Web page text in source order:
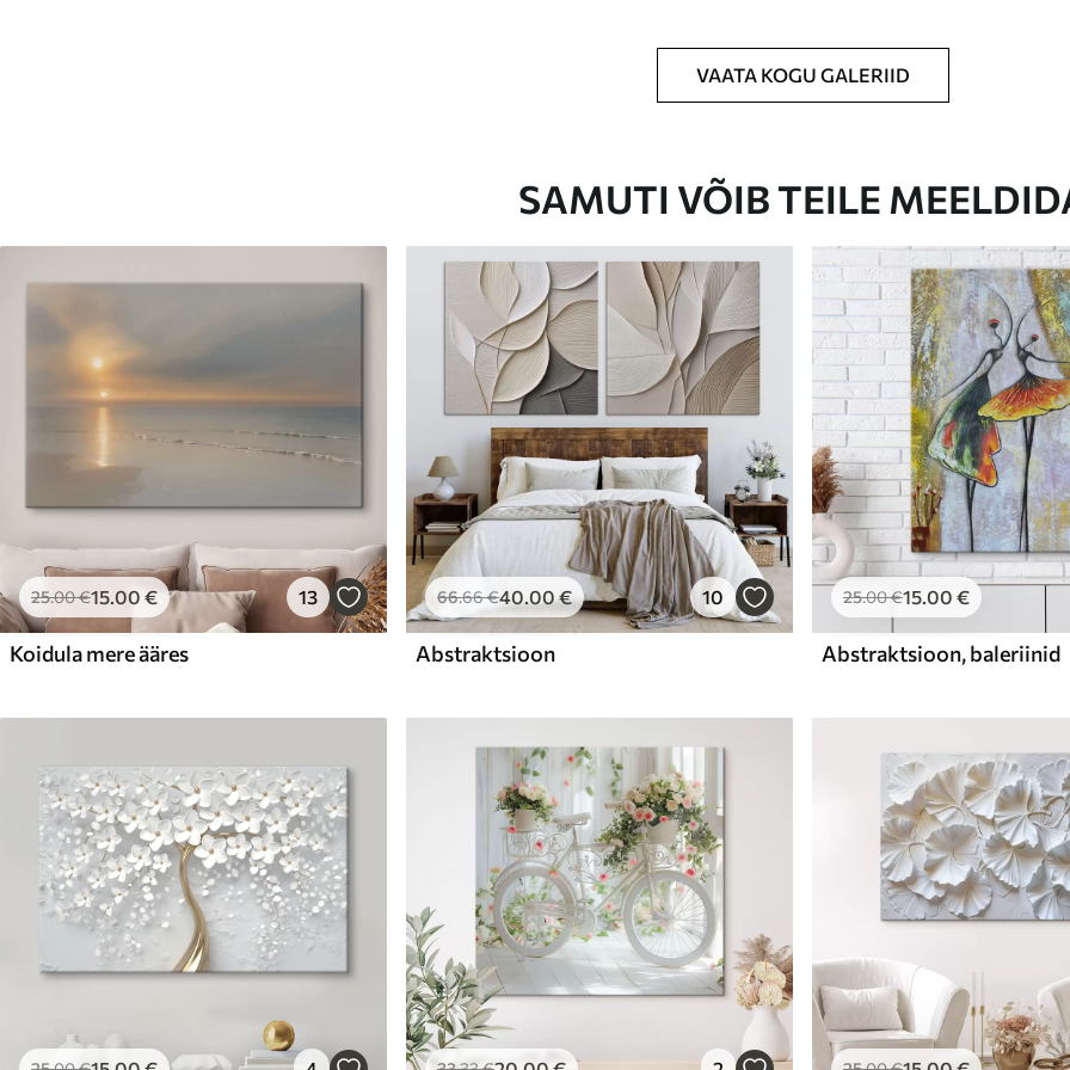
VAATA KOGU GALERIID
SAMUTI VÕIB TEILE
25.00€15.00 € 13
Koidula mere ääres
66.66€40.00€ 10
Abstraktsioon
25.00€15.00 €
Abstraktsioon, baleriinid